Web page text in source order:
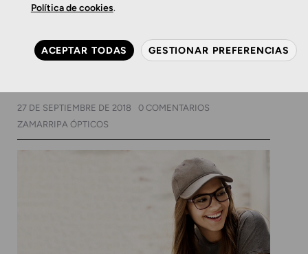
Productos Salud Visual
Con las gafas Prodesign
estarás más cerca de la
27 DE SEPTIEMBRE DE 2018
0 COMENTARIOS
ZAMARRIPA ÓPTICOS
Política de cookies.
ACEPTAR TODAS GESTIONAR PREFERENCIAS